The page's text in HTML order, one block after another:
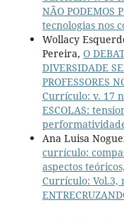
NÃO PODEMOS
tecnologias nos
Wollacy
Pereira, O
DIVERSIDADE
PROFESSORES
Currículo: v. 17
ESCOLAS:
Ana Luisa
currículo:
aspectos
Currículo: Vol.3,